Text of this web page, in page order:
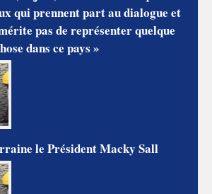
qui prennent part au dialogue et
pas de représenter quelque
dans ce pays »
le Président Macky Sall